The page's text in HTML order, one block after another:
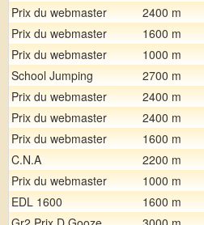
Prix du webmaster
2400 m
Prix du webmaster
1600 m
Prix du webmaster
1000 m
School Jumping
2700 m
Prix du webmaster
2400 m
Prix du webmaster
2400 m
Prix du webmaster
1600 m
C.N.A
2200 m
Prix du webmaster
1000 m
EDL 1600
1600 m